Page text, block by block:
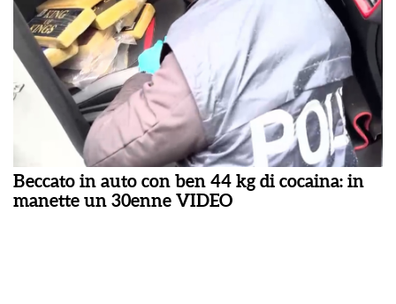
Beccato in auto con ben 44 kg di cocaina: in
manette un 30enne VIDEO